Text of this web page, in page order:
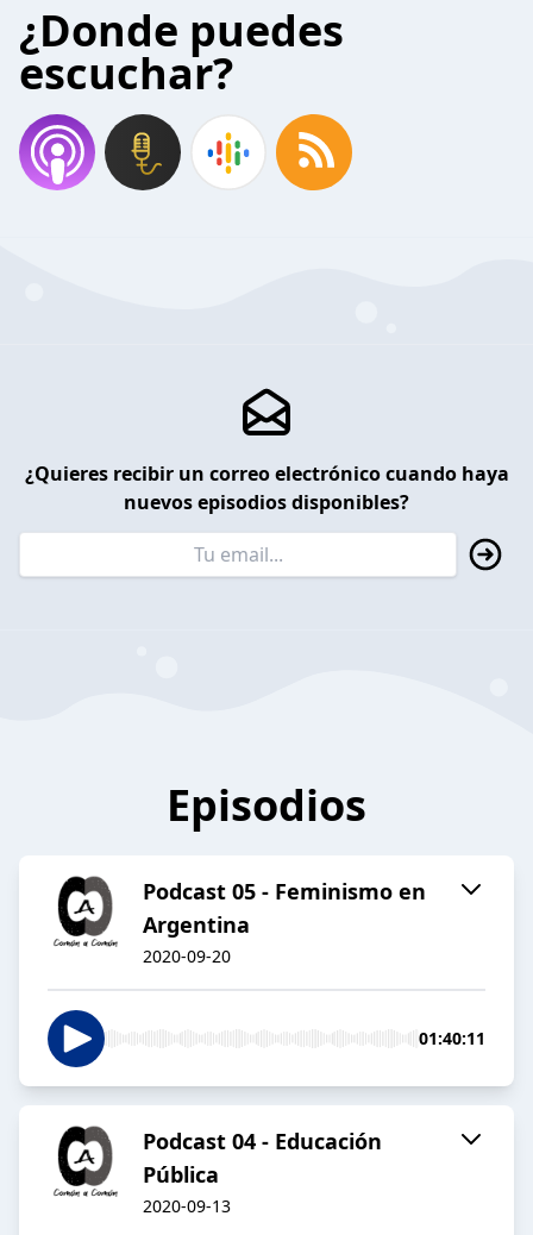
¿Donde puedes
escuchar?
¿Quieres recibir un correo electrónico cuando haya
nuevos episodios disponibles?
Episodios
Podcast 05 - Feminismo en
Argentina
2020-09-20
01:40:11
Podcast 04 - Educación
Pública
2020-09-13